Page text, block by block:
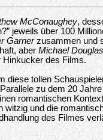
McConaughey,
jeweils über 100
Garnerzusammen und
aber Michael Douglas
Hinkucker des Films.
diese tollen
zu dem 20
romantischen
witzig und die
des Filmes